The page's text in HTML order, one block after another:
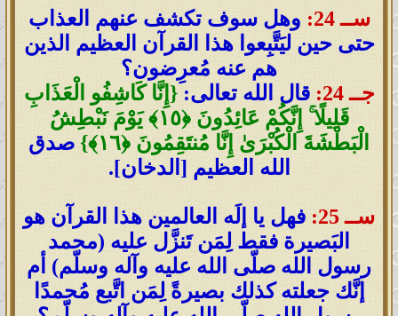
ســ 24:
وهل سوف تكشف عنهم العذاب
حتى حين ليَتَّبِعوا هذا القرآن العظيم الذين
هم عنه مُعرِضون؟
جــ 24:
قال الله تعالى:{إِنَّا كَاشِفُو الْعَذَابِ
قَلِيلًا ۚ إِنَّكُمْ عَائِدُونَ ﴿١٥﴾ يَوْمَ نَبْطِشُ
الْبَطْشَةَ الْكُبْرَىٰ إِنَّا مُنتَقِمُونَ ﴿١٦﴾}
صدق
الله العظيم [الدخان].
ســ 25:
فهل يا إلَه العالمين هذا القرآن هو
البَصيرة فقط لِمَن تَنزَّل عليه (محمد
رسول الله صلّى الله عليه وآله وسلّم) أم
إنَّك جعلته كذلك بصيرةً لِمَن اتَّبع مُحمدًا